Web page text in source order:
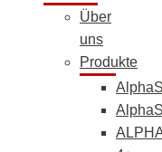
Über
uns
Produkte